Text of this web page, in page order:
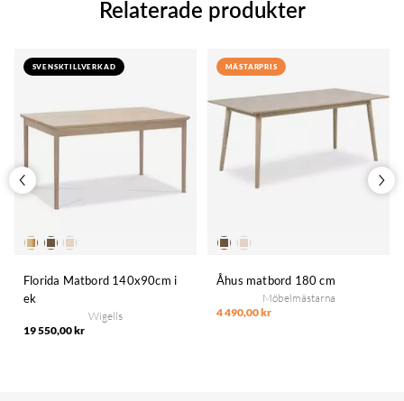
Relaterade produkter
SVENSKTILLVERKAD
Florida Matbord 140x90cm i
ek
Wigells
19 550,00 kr
MÄSTARPRIS
Åhus matbord 180 cm
Möbelmästarna
4 490,00 kr